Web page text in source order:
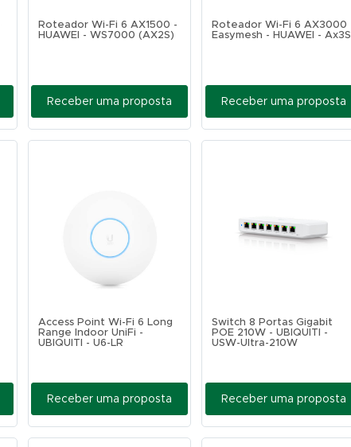
Roteador Wi-Fi 6 AX1500 -
HUAWEI - WS7000 (AX2S)
Receber uma proposta
Roteador Wi-Fi 6 AX3000
Easymesh - HUAWEI - Ax3S
Receber uma proposta
Access Point Wi-Fi 6 Long
Range Indoor UniFi -
UBIQUITI - U6-LR
Receber uma proposta
Switch 8 Portas Gigabit
POE 210W - UBIQUITI -
USW-Ultra-210W
Receber uma proposta